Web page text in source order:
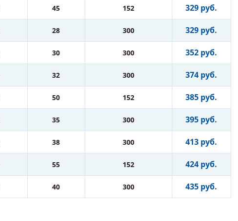
45 152 329 руб.
28 300 329 руб.
30 300 352 руб.
32 300 374 руб.
50 152 385 руб.
35 300 395 руб.
38 300 413 руб.
55 152 424 руб.
40 300 435 руб.